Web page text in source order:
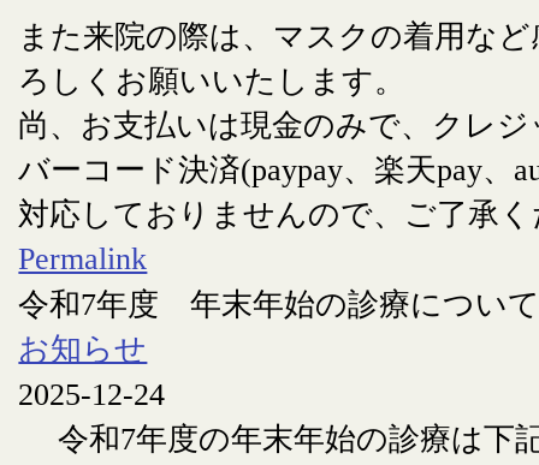
また来院の際は、マスクの着用な
ろしくお願いいたします。
尚、お支払いは現金のみで、クレ
バーコード決済(paypay、楽天pay、
対応しておりませんので、ご了承
Permalink
令和7年度 年末年始の診療につい
お知らせ
2025-12-24
令和7年度の年末年始の診療は下